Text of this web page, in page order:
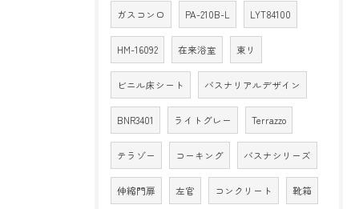
ガスコンロ PA-210B-L LYT84100
HM-16092 在来浴室 東リ
ビニル床シート バスナリアルデザイン
BNR3401 ライトグレー Terrazzo
テラゾー コーキング バスナシリーズ
伸縮門扉 左官 コンクリート 靴箱